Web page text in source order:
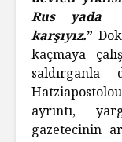
Rus yada
karşıyız.”
kaçmaya
saldırganla
ayrıntı,
gazetecinin